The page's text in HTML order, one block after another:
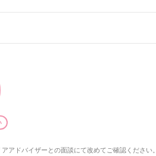
アドバイザーとの面談にて改めてご確認ください。